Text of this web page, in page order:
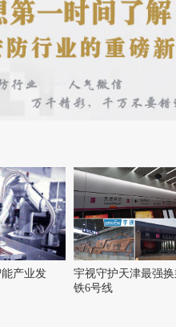
产业发
宇视守护天津最强
铁6号线